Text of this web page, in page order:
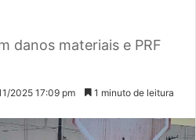
danos materiais e PRF
2025 17:09 pm 1 minuto de leitura